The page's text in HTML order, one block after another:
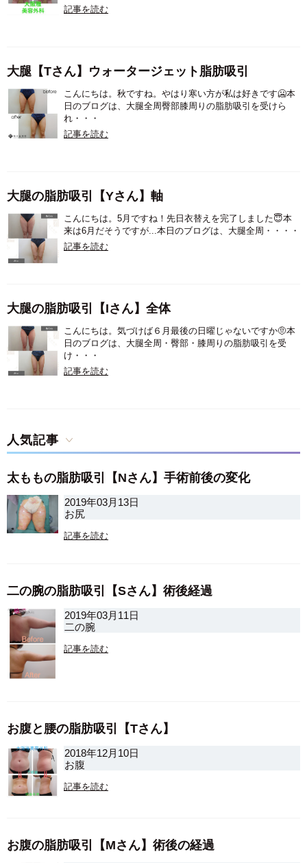
記事を読む
大腿【Tさん】ウォータージェット脂肪吸引
こんにちは。秋ですね。やはり寒い方が私は好きです🥶本
日のブログは、大腿全周臀部膝周りの脂肪吸引を受けら
れ・・・
記事を読む
大腿の脂肪吸引【Yさん】軸
こんにちは。5月ですね！先日衣替えを完了しました😇本
来は6月だそうですが...本日のブログは、大腿全周・・・・
記事を読む
大腿の脂肪吸引【Iさん】全体
こんにちは。気づけば６月最後の日曜じゃないですか🤨本
日のブログは、大腿全周・臀部・膝周りの脂肪吸引を受
け・・・
記事を読む
人気記事
太ももの脂肪吸引【Nさん】手術前後の変化
2019年03月13日
お尻
記事を読む
二の腕の脂肪吸引【Sさん】術後経過
2019年03月11日
二の腕
記事を読む
お腹と腰の脂肪吸引【Tさん】
2018年12月10日
お腹
記事を読む
お腹の脂肪吸引【Mさん】術後の経過